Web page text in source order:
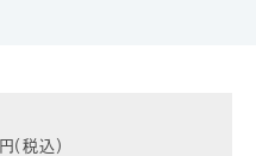
円（税込）